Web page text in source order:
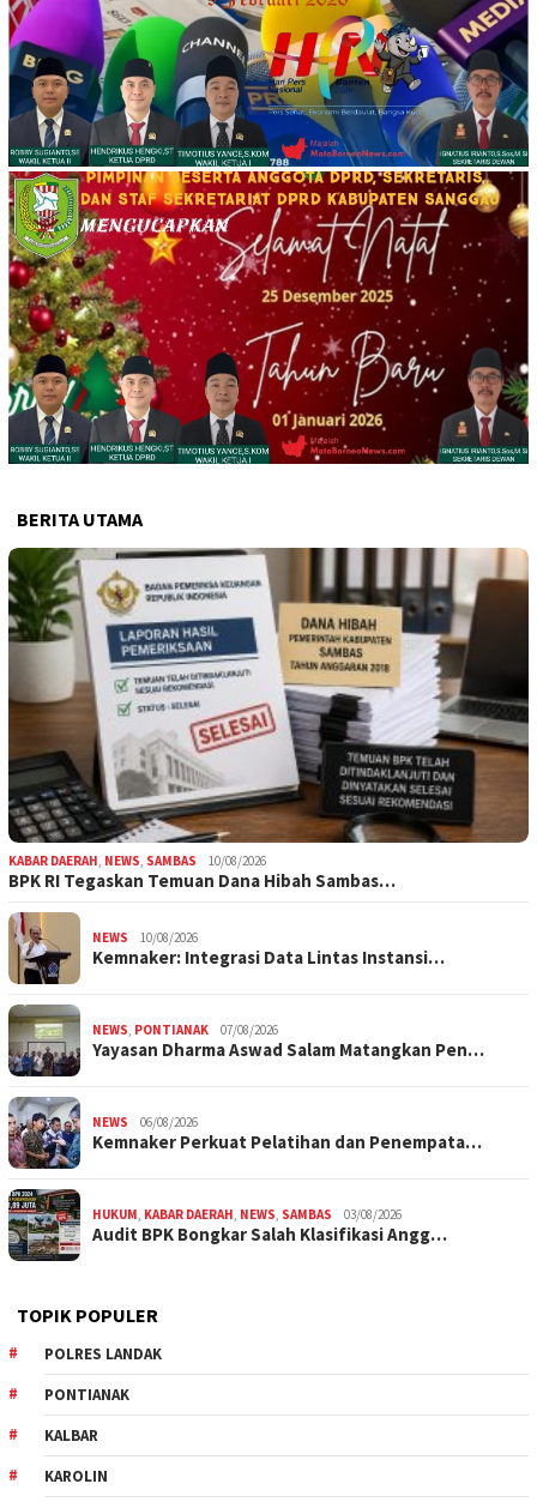
BERITA UTAMA
KABAR DAERAH, NEWS, SAMBAS 10/08/2026
BPK RI Tegaskan Temuan Dana Hibah Sambas…
NEWS 10/08/2026
Kemnaker: Integrasi Data Lintas Instansi…
NEWS, PONTIANAK 07/08/2026
Yayasan Dharma Aswad Salam Matangkan Pen…
NEWS 06/08/2026
Kemnaker Perkuat Pelatihan dan Penempata…
HUKUM, KABAR DAERAH, NEWS, SAMBAS 03/08/2026
Audit BPK Bongkar Salah Klasifikasi Angg…
TOPIK POPULER
POLRES LANDAK
PONTIANAK
KALBAR
KAROLIN